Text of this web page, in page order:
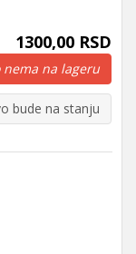
1300,00 RSD
nema na lageru
bude na stanju